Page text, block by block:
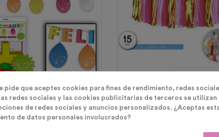
Felicidades
Guirnalda De Pompones
Dorados
pide que aceptes cookies para fines de rendimiento, redes
redes sociales y las cookies publicitarias de terceros se utilizan
de redes sociales y anuncios personalizados. ¿Aceptas
de datos personales involucrados?